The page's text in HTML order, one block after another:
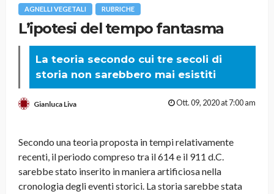
AGNELLI VEGETALI RUBRICHE
L’ipotesi del tempo fantasma
La teoria secondo cui tre secoli di
storia non sarebbero mai esistiti
Gianluca Liva Ott. 09, 2020 at 7:00 am
Secondo una teoria proposta in tempi relativamente
recenti, il periodo compreso tra il 614 e il 911 d.C.
sarebbe stato inserito in maniera artificiosa nella
cronologia degli eventi storici. La storia sarebbe stata